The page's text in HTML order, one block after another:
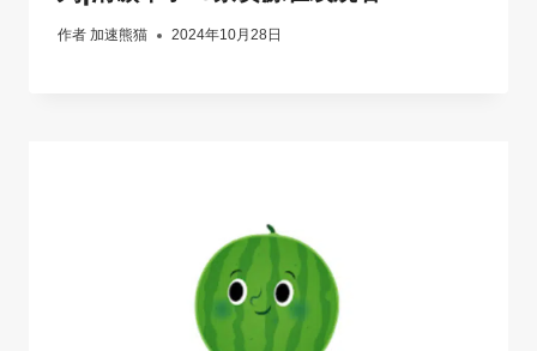
作者 加速熊猫 2024年10月28日